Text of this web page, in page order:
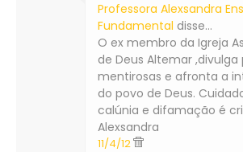
Professora Alexsandra
Fundamental disse…
O ex membro da Igreja
de Deus Altemar ,divulga
mentirosas e afronta a
do povo de Deus.
calúnia e difamação é
Alexsandra
11/4/12